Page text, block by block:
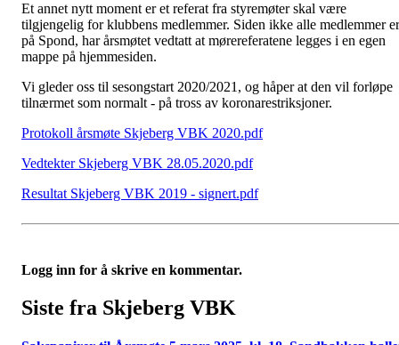
Et annet nytt moment er et referat fra styremøter skal være
tilgjengelig for klubbens medlemmer. Siden ikke alle medlemmer er
på Spond, har årsmøtet vedtatt at mørereferatene legges i en egen
mappe på hjemmesiden.
Vi gleder oss til sesongstart 2020/2021, og håper at den vil forløpe
tilnærmet som normalt - på tross av koronarestriksjoner.
Protokoll årsmøte Skjeberg VBK 2020.pdf
Vedtekter Skjeberg VBK 28.05.2020.pdf
Resultat Skjeberg VBK 2019 - signert.pdf
Logg inn for å skrive en kommentar.
Siste fra Skjeberg VBK